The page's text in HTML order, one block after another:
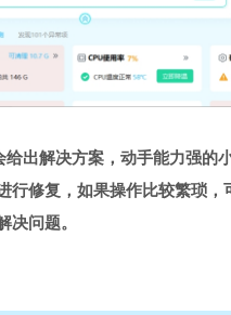
出解决方案，动手能力强的
行修复，如果操作比较繁琐，
决问题。